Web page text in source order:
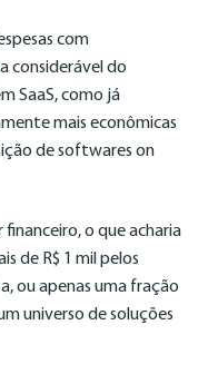
com
considerável do
SaaS, como já
mais econômicas
de softwares on
o que acharia
de R$ 1 mil pelos
ou apenas uma fração
universo de soluções